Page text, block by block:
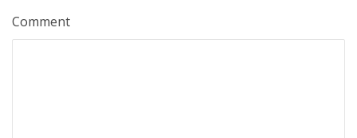
Comment